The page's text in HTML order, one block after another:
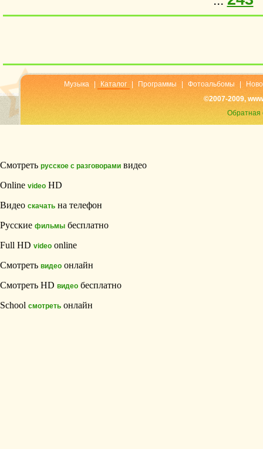
Музыка Каталог Программы Фотоальбомы
©2007-2009,
Обратная
Смотреть русское с разговорами видео
Online video HD
Видео скачать на телефон
Русские фильмы бесплатно
Full HD video online
Смотреть видео онлайн
Смотреть HD видео бесплатно
School смотреть онлайн